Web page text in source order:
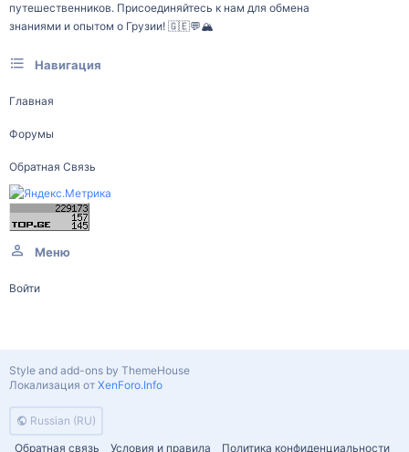
путешественников. Присоединяйтесь к нам для обмена
знаниями и опытом о Грузии! 🇬🇪💬🏔️
Навигация
Главная
Форумы
Обратная Связь
Меню
Войти
Russian (RU)
Обратная связь
Условия и правила Политика конфиденциальности
Style and add-ons by ThemeHouse
Локализация от XenForo.Info